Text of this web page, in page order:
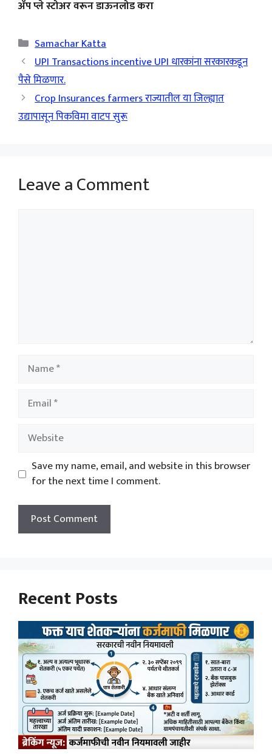
ॲप प्ले स्टोअर वरून डाऊनलोड करा
Categories
Samachar Katta
UPI Transactions incentive UPI धारकांना सरकारकडून
पैसे मिळणार.
Crop Insurances farmers राज्यातील या जिल्ह्यात
उद्यापासून पिकविमा वाटप सुरू
Leave a Comment
Name
Email
Website
Save my name, email, and website in this browser
for the next time I comment.
Recent Posts